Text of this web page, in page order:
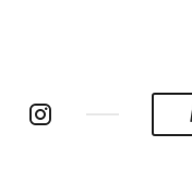
YouTube
Channel